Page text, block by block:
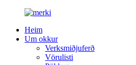
Heim
Um okkur
Verksmiðjuferð
Vörulisti